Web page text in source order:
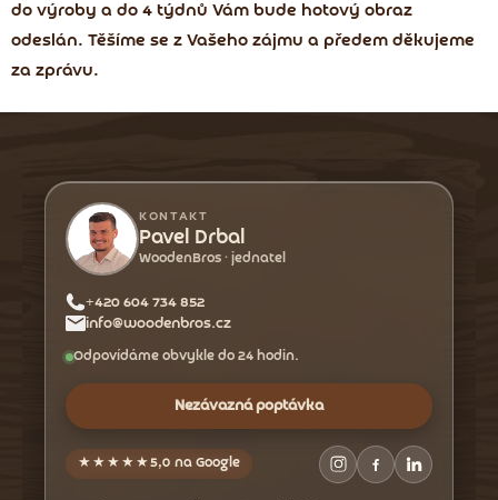
do výroby a do 4 týdnů Vám bude hotový obraz
odeslán. Těšíme se z Vašeho zájmu a předem děkujeme
za zprávu.
KONTAKT
Pavel Drbal
WoodenBros · jednatel
+420 604 734 852
info@woodenbros.cz
Odpovídáme obvykle do 24 hodin.
Nezávazná poptávka
★★★★★5,0 na Google